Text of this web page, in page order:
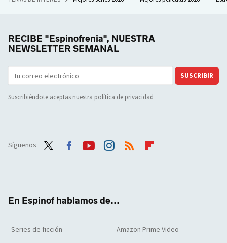
RECIBE "Espinofrenia", NUESTRA
NEWSLETTER SEMANAL
SUSCRIBIR
Suscribiéndote aceptas nuestra política de privacidad
Síguenos
En Espinof hablamos de...
Series de ficción Amazon Prime Video